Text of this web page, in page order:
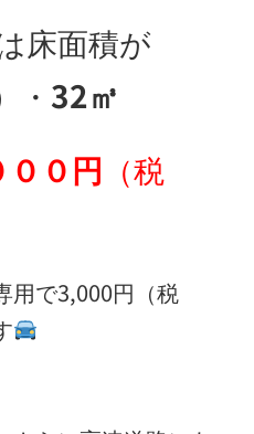
床面積が
・ 32㎥
００円
（税
用で3,000円（税